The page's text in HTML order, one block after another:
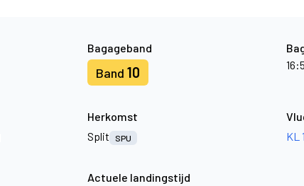
Bagageband
Band 10
Herkomst
Split
SPU
KL
Actuele landingstijd